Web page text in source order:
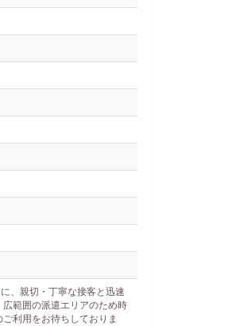
、親切・丁寧な接客と迅速
範囲の派遣エリアのため時
利用をお待ちしておりま